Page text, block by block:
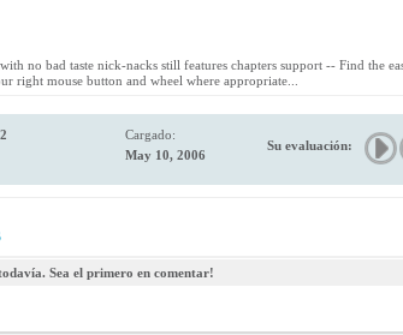
no bad taste nick-nacks still features chapters support -- Find the
right mouse button and wheel where appropriate...
Cargado:
May 10, 2006
Su evaluación:
Sea el primero en comentar!